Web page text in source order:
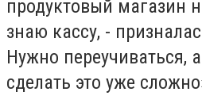
продуктовый магазин
знаю кассу, -
Нужно переучиваться,
сделать это уже